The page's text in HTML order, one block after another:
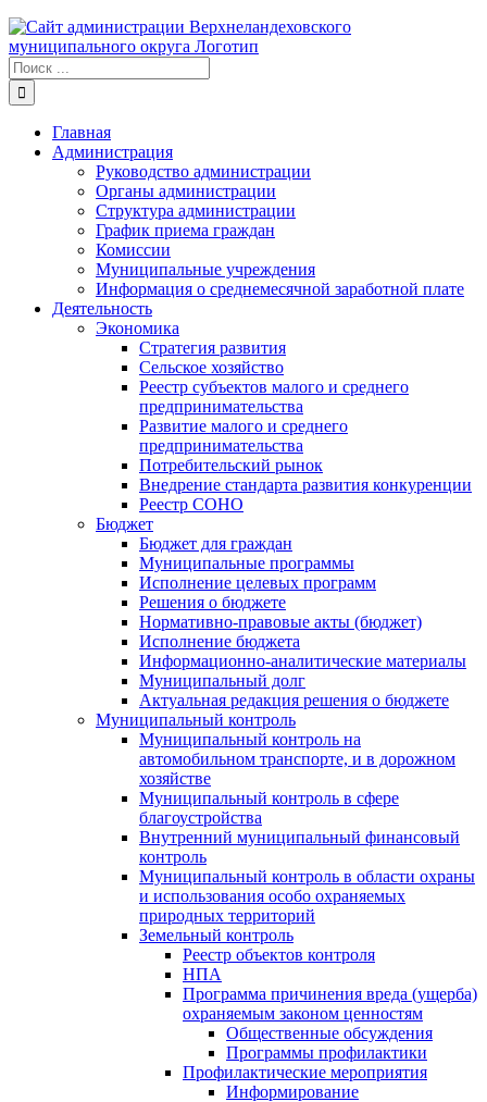
Результат
поиска:
Главная
Администрация
Руководство администрации
Органы администрации
Структура администрации
График приема граждан
Комиссии
Муниципальные учреждения
Информация о среднемесячной заработной плате
Деятельность
Экономика
Стратегия развития
Сельское хозяйство
Реестр субъектов малого и среднего
предпринимательства
Развитие малого и среднего
предпринимательства
Потребительский рынок
Внедрение стандарта развития конкуренции
Реестр СОНО
Бюджет
Бюджет для граждан
Муниципальные программы
Исполнение целевых программ
Решения о бюджете
Нормативно-правовые акты (бюджет)
Исполнение бюджета
Информационно-аналитические материалы
Муниципальный долг
Актуальная редакция решения о бюджете
Муниципальный контроль
Муниципальный контроль на
автомобильном транспорте, и в дорожном
хозяйстве
Муниципальный контроль в сфере
благоустройства
Внутренний муниципальный финансовый
контроль
Муниципальный контроль в области охраны
и использования особо охраняемых
природных территорий
Земельный контроль
Реестр объектов контроля
НПА
Программа причинения вреда (ущерба)
охраняемым законом ценностям
Общественные обсуждения
Программы профилактики
Профилактические мероприятия
Информирование